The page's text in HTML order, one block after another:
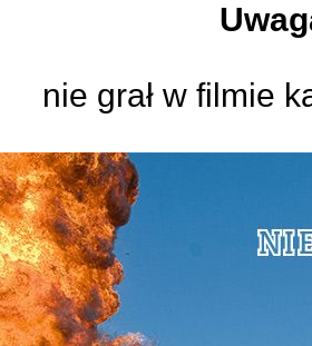
nie grał w filmie